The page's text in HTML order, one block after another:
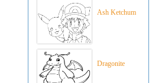
Ash Ketchum
Dragonite